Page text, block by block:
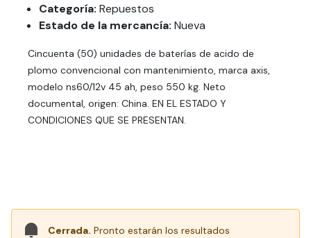
Categoría: Repuestos
Estado de la mercancía: Nueva
Cincuenta (50) unidades de baterías de acido de
plomo convencional con mantenimiento, marca axis,
modelo ns60/12v 45 ah, peso 550 kg. Neto
documental, origen: China. EN EL ESTADO Y
CONDICIONES QUE SE PRESENTAN.
Cerrada. Pronto estarán los resultados